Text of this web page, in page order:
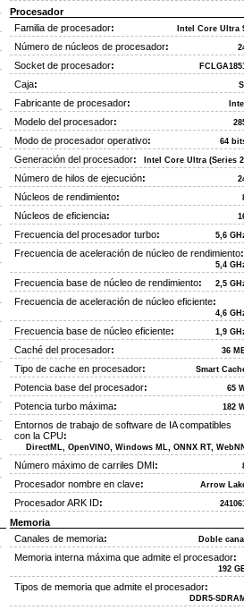
Procesador
Familia de procesador: Intel Core Ultra
Número de núcleos de procesador:
Socket de procesador:
Caja:
Fabricante de procesador: Intel
Modelo del procesador:
Modo de procesador operativo: 64
Generación del procesador: Intel Core Ultra (Series
Número de hilos de ejecución:
Núcleos de rendimiento:
Núcleos de eficiencia:
Frecuencia del procesador turbo: 5,6
Frecuencia de aceleración de núcleo de rendimiento:
5,4
Frecuencia base de núcleo de rendimiento: 2,5
Frecuencia de aceleración de núcleo eficiente:
4,6
Frecuencia base de núcleo eficiente: 1,9
Caché del procesador: 36
Tipo de cache en procesador: Smart
Potencia base del procesador: 65
Potencia turbo máxima: 182
Entornos de trabajo de software de IA compatibles
con la CPU:
DirectML, OpenVINO, Windows ML, ONNX RT, WebNN
Número máximo de carriles DMI:
Procesador nombre en clave: Arrow
Procesador ARK ID:
Memoria
Canales de memoria: Doble canal
Memoria interna máxima que admite el procesador:
192
Tipos de memoria que admite el procesador:
DDR5-SDRAM